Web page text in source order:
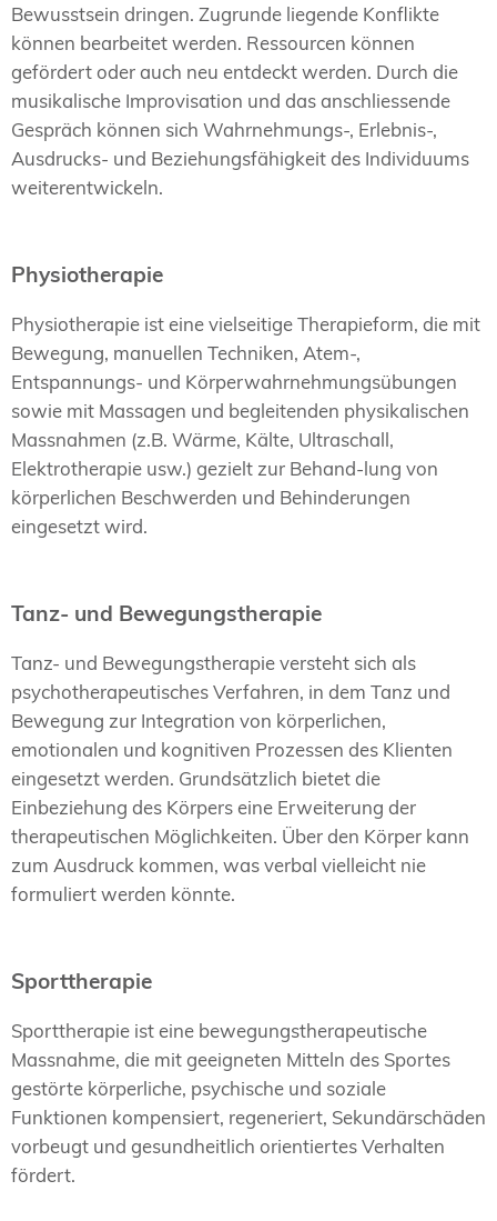
Bewusstsein dringen. Zugrunde liegende Konflikte
können bearbeitet werden. Ressourcen können
gefördert oder auch neu entdeckt werden. Durch die
musikalische Improvisation und das anschliessende
Gespräch können sich Wahrnehmungs-, Erlebnis-,
Ausdrucks- und Beziehungsfähigkeit des Individuums
weiterentwickeln.
Physiotherapie
Physiotherapie ist eine vielseitige Therapieform, die mit
Bewegung, manuellen Techniken, Atem-,
Entspannungs- und Körperwahrnehmungsübungen
sowie mit Massagen und begleitenden physikalischen
Massnahmen (z.B. Wärme, Kälte, Ultraschall,
Elektrotherapie usw.) gezielt zur Behand-lung von
körperlichen Beschwerden und Behinderungen
eingesetzt wird.
Tanz- und Bewegungstherapie
Tanz- und Bewegungstherapie versteht sich als
psychotherapeutisches Verfahren, in dem Tanz und
Bewegung zur Integration von körperlichen,
emotionalen und kognitiven Prozessen des Klienten
eingesetzt werden. Grundsätzlich bietet die
Einbeziehung des Körpers eine Erweiterung der
therapeutischen Möglichkeiten. Über den Körper kann
zum Ausdruck kommen, was verbal vielleicht nie
formuliert werden könnte.
Sporttherapie
Sporttherapie ist eine bewegungstherapeutische
Massnahme, die mit geeigneten Mitteln des Sportes
gestörte körperliche, psychische und soziale
Funktionen kompensiert, regeneriert, Sekundärschäden
vorbeugt und gesundheitlich orientiertes Verhalten
fördert.